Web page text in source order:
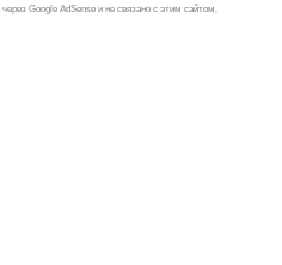
Google AdSense и не связано с этим сайтом.